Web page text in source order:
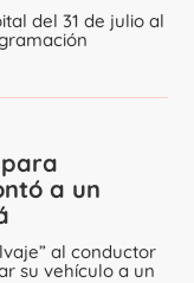
del 31 de julio al
a un
al conductor
su vehículo a un